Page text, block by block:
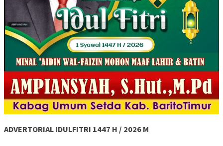
ADVERTORIAL IDULFITRI 1447 H / 2026 M